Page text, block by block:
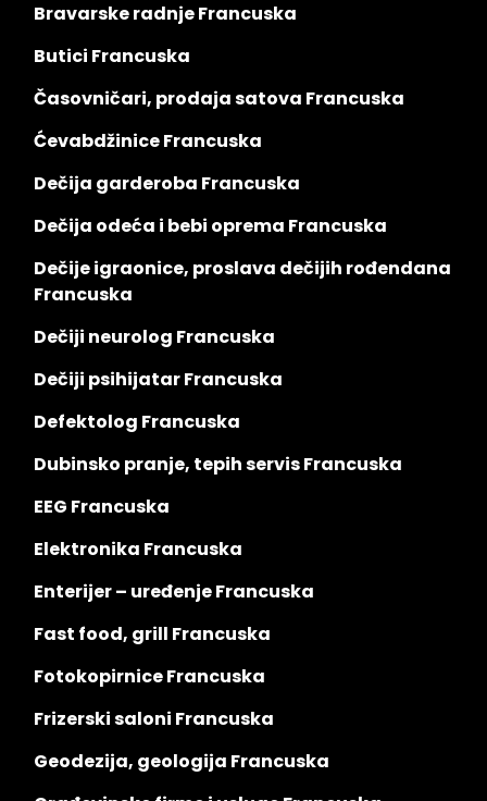
Bravarske radnje Francuska
Butici Francuska
Časovničari, prodaja satova Francuska
Ćevabdžinice Francuska
Dečija garderoba Francuska
Dečija odeća i bebi oprema Francuska
Dečije igraonice, proslava dečijih rođendana
Francuska
Dečiji neurolog Francuska
Dečiji psihijatar Francuska
Defektolog Francuska
Dubinsko pranje, tepih servis Francuska
EEG Francuska
Elektronika Francuska
Enterijer – uređenje Francuska
Fast food, grill Francuska
Fotokopirnice Francuska
Frizerski saloni Francuska
Geodezija, geologija Francuska